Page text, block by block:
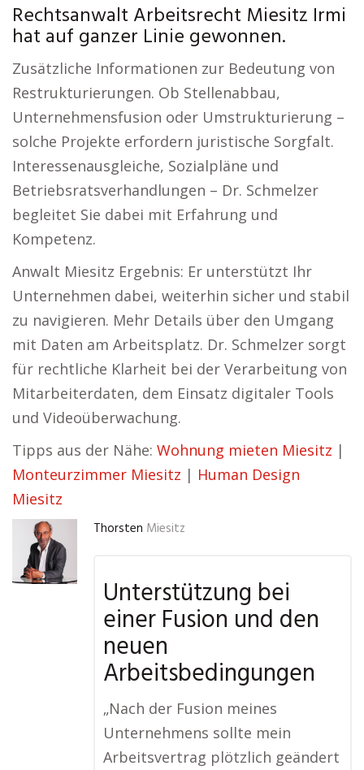
Rechtsanwalt Arbeitsrecht Miesitz Irmi
hat auf ganzer Linie gewonnen.
Zusätzliche Informationen zur Bedeutung von
Restrukturierungen. Ob Stellenabbau,
Unternehmensfusion oder Umstrukturierung –
solche Projekte erfordern juristische Sorgfalt.
Interessenausgleiche, Sozialpläne und
Betriebsratsverhandlungen – Dr. Schmelzer
begleitet Sie dabei mit Erfahrung und
Kompetenz.
Anwalt Miesitz Ergebnis: Er unterstützt Ihr
Unternehmen dabei, weiterhin sicher und stabil
zu navigieren. Mehr Details über den Umgang
mit Daten am Arbeitsplatz. Dr. Schmelzer sorgt
für rechtliche Klarheit bei der Verarbeitung von
Mitarbeiterdaten, dem Einsatz digitaler Tools
und Videoüberwachung.
Tipps aus der Nähe: Wohnung mieten Miesitz |
Monteurzimmer Miesitz | Human Design
Miesitz
Thorsten Miesitz
Unterstützung bei
einer Fusion und den
neuen
Arbeitsbedingungen
„Nach der Fusion meines
Unternehmens sollte mein
Arbeitsvertrag plötzlich geändert